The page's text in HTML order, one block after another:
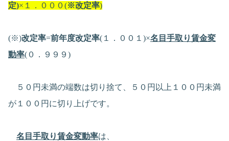
定)×１．０００(※改定率)
(※)改定率=前年度改定率(１．００１)×名目手取り賃金変
動率(０．９９９)
５０円未満の端数は切り捨て、５０円以上１００円未満
が１００円に切り上げです。
名目手取り賃金変動率は、